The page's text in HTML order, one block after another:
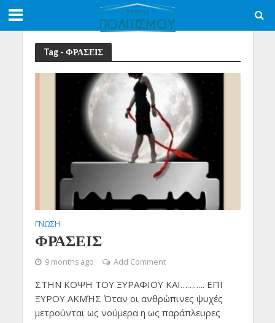
Tag - ΦΡΑΣΕΙΣ
ΓΝΩΣΗ
ΦΡΑΣΕΙΣ
9 months ago Add Comment
ΣΤΗΝ ΚΟΨΗ ΤΟΥ ΞΥΡΑΦΙΟΥ ΚΑΙ……….. ΕΠΙ
ΞΥΡΟΥ ΑΚΜΉΣ Όταν οι ανθρώπινες ψυχές
μετρούνται ως νούμερα η ως παράπλευρες